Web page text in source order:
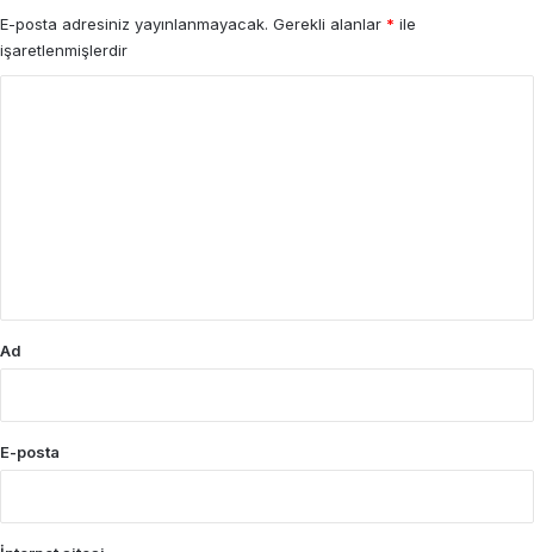
E-posta adresiniz yayınlanmayacak. Gerekli alanlar * ile
işaretlenmişlerdir
Ad
E-posta